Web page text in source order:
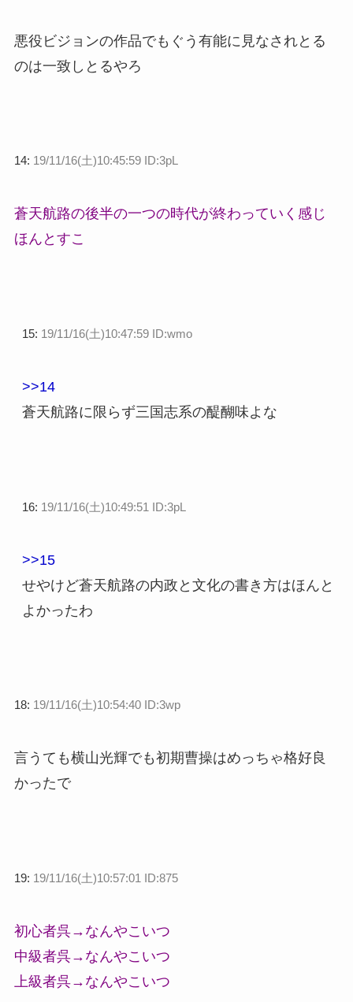
悪役ビジョンの作品でもぐう有能に見なされとる
のは一致しとるやろ
14: 19/11/16(土)10:45:59 ID:3pL
蒼天航路の後半の一つの時代が終わっていく感じ
ほんとすこ
15: 19/11/16(土)10:47:59 ID:wmo
>>14
蒼天航路に限らず三国志系の醍醐味よな
16: 19/11/16(土)10:49:51 ID:3pL
>>15
せやけど蒼天航路の内政と文化の書き方はほんと
よかったわ
18: 19/11/16(土)10:54:40 ID:3wp
言うても横山光輝でも初期曹操はめっちゃ格好良
かったで
19: 19/11/16(土)10:57:01 ID:875
初心者呉→なんやこいつ
中級者呉→なんやこいつ
上級者呉→なんやこいつ